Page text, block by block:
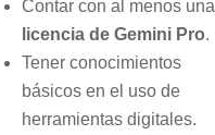
Contar con al menos una
licencia de Gemini Pro.
Tener conocimientos
básicos en el uso de
herramientas digitales.